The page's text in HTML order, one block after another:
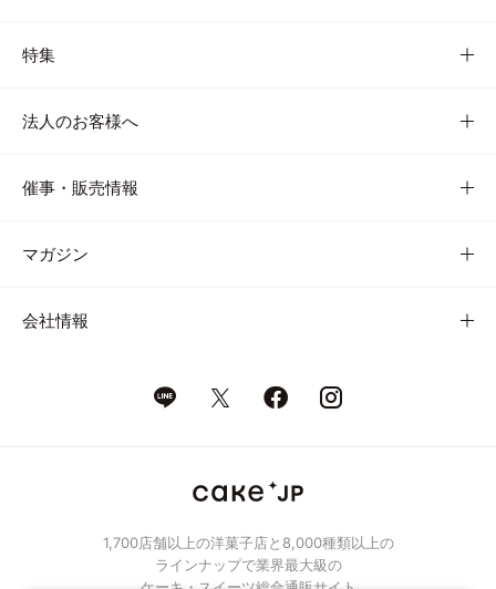
特集
法人のお客様へ
催事・販売情報
マガジン
会社情報
1,700店舗以上の洋菓子店と8,000種類以上の
ラインナップで業界最大級の